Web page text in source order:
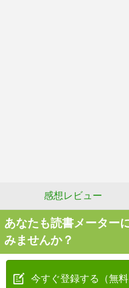
感想レビュー
あなたも読書メーター
みませんか？
今すぐ登録する（無料